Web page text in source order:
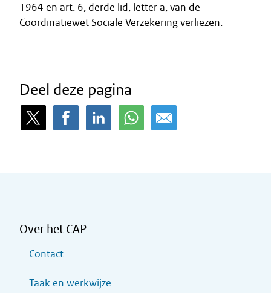
1964 en art. 6, derde lid, letter a, van de
Coordinatiewet Sociale Verzekering verliezen.
Deel deze pagina
Over het CAP
Contact
Taak en werkwijze